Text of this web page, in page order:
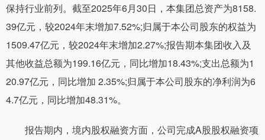
保持行业前列。截至2025年6月30日，本集团总资产为8158.
39亿元，较2024年末增加7.52%;归属于本公司股东的权益为
1509.47亿元，较2024年末增加2.27%;报告期本集团收入及
其他收益总额为199.16亿元，同比增加18.43%;支出总额为1
20.97亿元，同比增加 2.35%;归属于本公司股东的净利润为6
4.7亿元，同比增加48.31%。
报告期内，境内股权融资方面，公司完成A股股权融资项